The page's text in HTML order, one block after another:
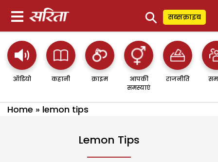
⚲ सब्सक्राइब
ऑडियो कहानी क्राइम
आपकी
समस्याएं
राजनीति
Home » lemon tips
Lemon Tips